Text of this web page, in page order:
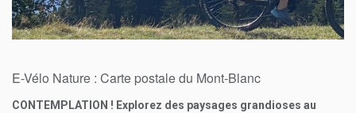
E-Vélo Nature : Carte postale du Mont-Blanc
CONTEMPLATION ! Explorez des paysages grandioses au